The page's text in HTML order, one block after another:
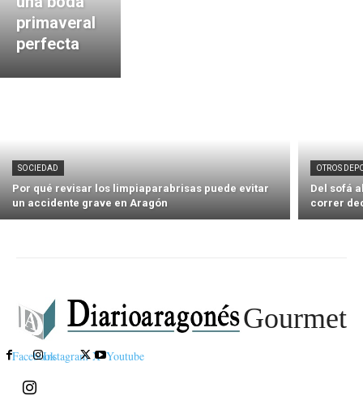
primaveral
perfecta
SOCIEDAD
Por qué revisar los limpiaparabrisas puede evitar
un accidente grave en Aragón
OTROS
Del sofá
correr
Gourmet
FacebookInstagram X Youtube